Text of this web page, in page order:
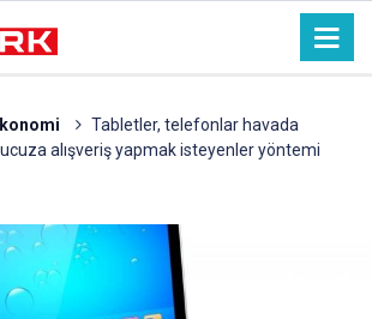
Tabletler, telefonlar havada
alışveriş yapmak isteyenler yöntemi